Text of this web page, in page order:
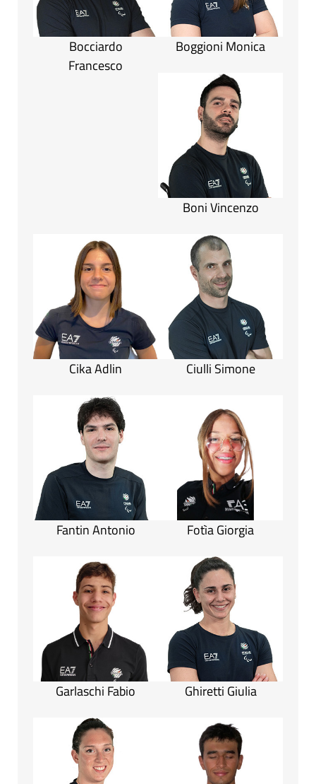
Bocciardo
Francesco
Boggioni Monica
Boni Vincenzo
Cika Adlin Ciulli Simone
Fantin Antonio Fotìa Giorgia
Garlaschi Fabio Ghiretti Giulia